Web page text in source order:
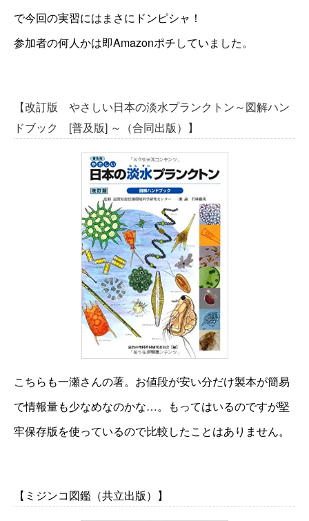
で今回の実習にはまさにドンピシャ！
参加者の何人かは即Amazonポチしていました。
【改訂版 やさしい日本の淡水プランクトン～図解ハン
ドブック [普及版] ～（合同出版）】
こちらも一瀬さんの著。お値段が安い分だけ製本が簡易
で情報量も少なめなのかな…。もってはいるのですが堅
牢保存版を使っているので比較したことはありません。
【ミジンコ図鑑（共立出版）】